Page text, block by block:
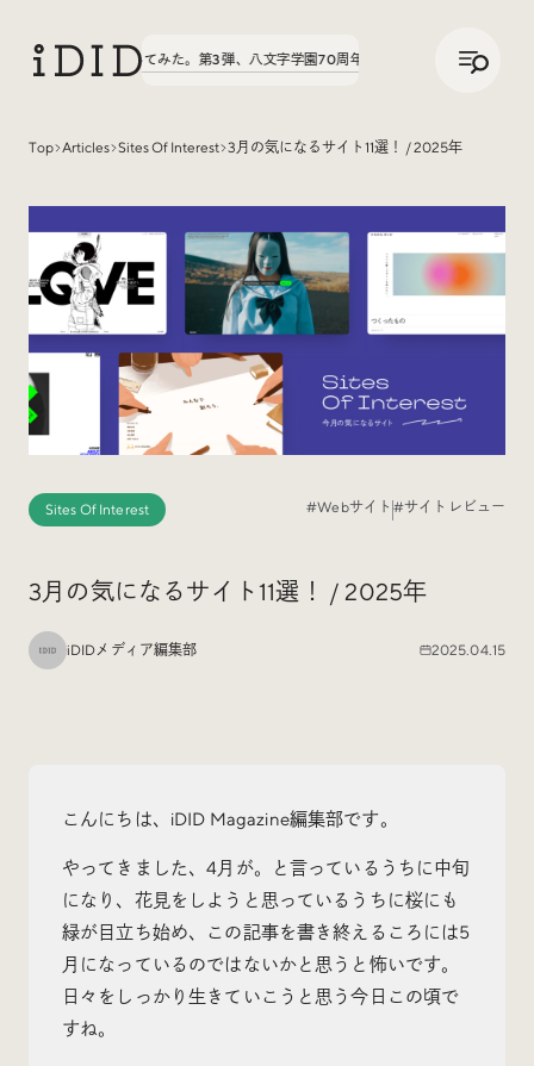
績の話、聞いてみた。第3弾、八文字学園70周年サイトが公開中！ 実績の話、聞い
JP
Articles
Interview インタビュー
Sites Of Interest 今月の気になるサイト
Special
Today’s Bookmark
今日のブクマ
iDIDメディア編集部メンバーが見つけた気になるあれこ
Top Articles Sites Of Interest 3月の気になるサイト11選！ / 2025年
Sites Of Interest #Webサイト#サイトレビュー
3月の気になるサイト11選！ / 2025年
iDIDメディア編集部 2025.04.15
こんにちは、iDID Magazine編集部です。
やってきました、4月が。と言っているうちに中旬
になり、花見をしようと思っているうちに桜にも
緑が目立ち始め、この記事を書き終えるころには5
月になっているのではないかと思うと怖いです。
日々をしっかり生きていこうと思う今日この頃で
すね。